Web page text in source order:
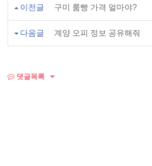
이전글 구미 룸빵 가격 얼마야?
다음글 계양 오피 정보 공유해줘
댓글목록